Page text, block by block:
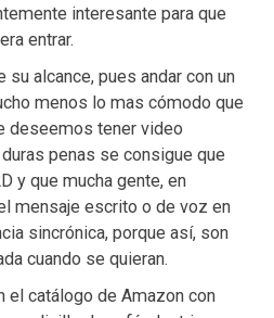
interesante para que
entrar.
su alcance, pues andar con un
menos lo mas cómodo que
deseemos tener video
penas se consigue que
y que mucha gente, en
mensaje escrito o de voz en
sincrónica, porque así, son
cuando se quieran.
el catálogo de Amazon con